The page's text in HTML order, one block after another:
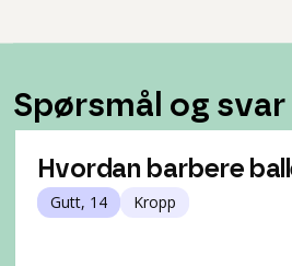
Spørsmål og
Hvordan barbere
Gutt, 14 Kropp